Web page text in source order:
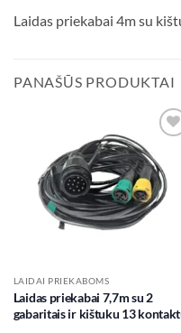
Laidas priekabai 4m su
PANAŠŪS PRODUKTAI
wishlist
LAIDAI PRIEKABOMS
Laidas priekabai 7,7m su 2
gabaritais ir kištuku 13